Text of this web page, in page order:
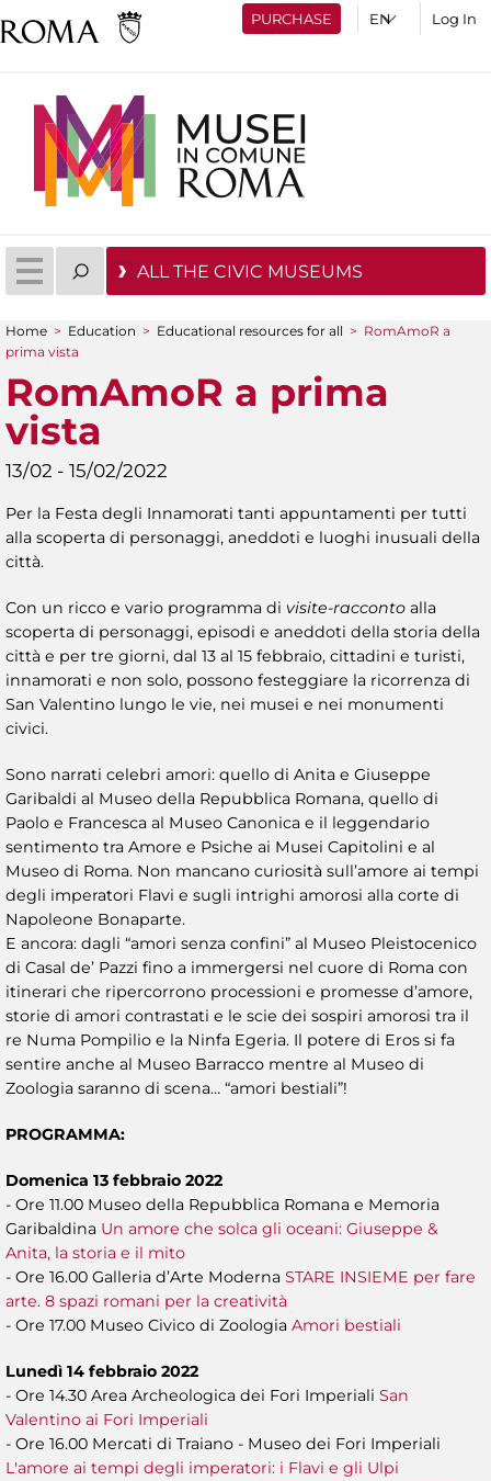
PURCHASE Log In
ALL THE CIVIC MUSEUMS
You are here
Home > Education > Educational resources for all > RomAmoR a
prima vista
RomAmoR a prima
vista
13/02 - 15/02/2022
Per la Festa degli Innamorati tanti appuntamenti per tutti
alla scoperta di personaggi, aneddoti e luoghi inusuali della
città.
Con un ricco e vario programma di visite-racconto alla
scoperta di personaggi, episodi e aneddoti della storia della
città e per tre giorni, dal 13 al 15 febbraio, cittadini e turisti,
innamorati e non solo, possono festeggiare la ricorrenza di
San Valentino lungo le vie, nei musei e nei monumenti
civici.
Sono narrati celebri amori: quello di Anita e Giuseppe
Garibaldi al Museo della Repubblica Romana, quello di
Paolo e Francesca al Museo Canonica e il leggendario
sentimento tra Amore e Psiche ai Musei Capitolini e al
Museo di Roma. Non mancano curiosità sull’amore ai tempi
degli imperatori Flavi e sugli intrighi amorosi alla corte di
Napoleone Bonaparte.
E ancora: dagli “amori senza confini” al Museo Pleistocenico
di Casal de’ Pazzi fino a immergersi nel cuore di Roma con
itinerari che ripercorrono processioni e promesse d’amore,
storie di amori contrastati e le scie dei sospiri amorosi tra il
re Numa Pompilio e la Ninfa Egeria. Il potere di Eros si fa
sentire anche al Museo Barracco mentre al Museo di
Zoologia saranno di scena… “amori bestiali”!
PROGRAMMA:
Domenica 13 febbraio 2022
- Ore 11.00 Museo della Repubblica Romana e Memoria
Garibaldina Un amore che solca gli oceani: Giuseppe &
Anita, la storia e il mito
- Ore 16.00 Galleria d’Arte Moderna STARE INSIEME per fare
arte. 8 spazi romani per la creatività
- Ore 17.00 Museo Civico di Zoologia Amori bestiali
Lunedì 14 febbraio 2022
- Ore 14.30 Area Archeologica dei Fori Imperiali San
Valentino ai Fori Imperiali
- Ore 16.00 Mercati di Traiano - Museo dei Fori Imperiali
L'amore ai tempi degli imperatori: i Flavi e gli Ulpi